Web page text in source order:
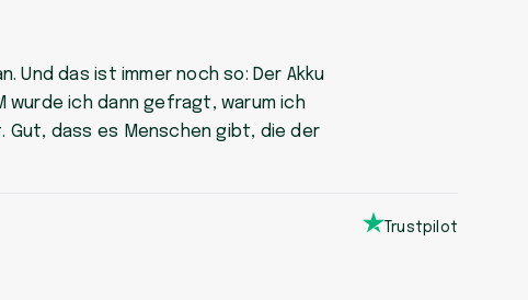
Und das ist immer noch so: Der Akku
wurde ich dann gefragt, warum ich
dass es Menschen gibt, die der
Trustpilot